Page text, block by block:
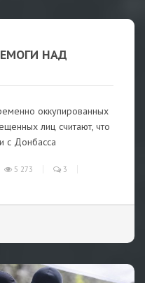
НАД
оккупированных
лиц считают, что
с Донбасса
5 273 3